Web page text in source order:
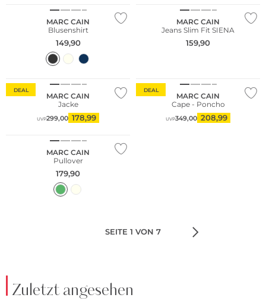
MARC CAIN
Blusenshirt
149,90
MARC CAIN
Jeans Slim Fit SIENA
159,90
DEAL
MARC CAIN
Jacke
UVP299,00 178,99
DEAL
MARC CAIN
Cape - Poncho
UVP349,00 208,99
MARC CAIN
Pullover
179,90
SEITE 1 VON 7
Zuletzt angesehen